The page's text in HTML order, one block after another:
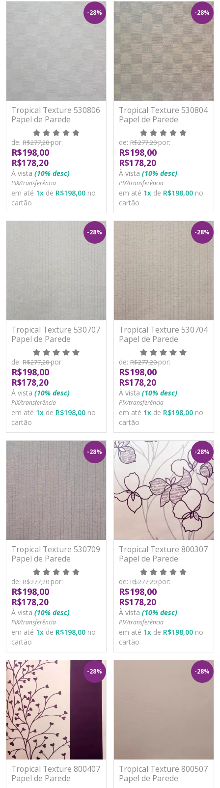
-28%
Tropical Texture 530806
Papel de Parede
Moderno Vinílico
Lavável
de: R$277,20por:
R$198,00
R$178,20
À vista (10% desc)
PIX/transferência
em até 1x de R$198,00 no
cartão
-28%
Tropical Texture 530804
Papel de Parede
Moderno Vinílico
Lavável
de: R$277,20por:
R$198,00
R$178,20
À vista (10% desc)
PIX/transferência
em até 1x de R$198,00 no
cartão
-28%
Tropical Texture 530707
Papel de Parede
Moderno Vinílico
Lavável
de: R$277,20por:
R$198,00
R$178,20
À vista (10% desc)
PIX/transferência
em até 1x de R$198,00 no
cartão
-28%
Tropical Texture 530704
Papel de Parede
Moderno Vinílico
Lavável
de: R$277,20por:
R$198,00
R$178,20
À vista (10% desc)
PIX/transferência
em até 1x de R$198,00 no
cartão
-28%
Tropical Texture 530709
Papel de Parede
Moderno Vinílico
Lavável
de: R$277,20por:
R$198,00
R$178,20
À vista (10% desc)
PIX/transferência
em até 1x de R$198,00 no
cartão
-28%
Tropical Texture 800307
Papel de Parede
Moderno Vinílico
Lavável
de: R$277,20por:
R$198,00
R$178,20
À vista (10% desc)
PIX/transferência
em até 1x de R$198,00 no
cartão
-28%
Tropical Texture 800407
Papel de Parede
-28%
Tropical Texture 800507
Papel de Parede